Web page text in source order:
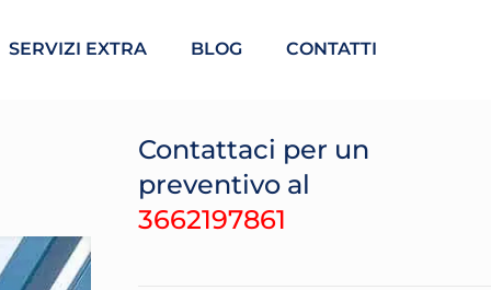
SERVIZI EXTRA BLOG CONTATTI
Contattaci per un
preventivo al
3662197861